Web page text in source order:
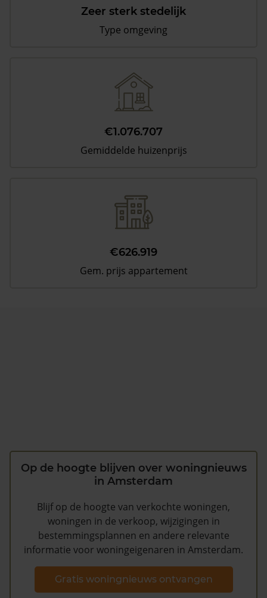
Zeer sterk stedelijk
Type omgeving
€1.076.707
Gemiddelde huizenprijs
€626.919
Gem. prijs appartement
Op de hoogte blijven over woningnieuws
in Amsterdam
Blijf op de hoogte van verkochte woningen,
woningen in de verkoop, wijzigingen in
bestemmingsplannen en andere relevante
informatie voor woningeigenaren in Amsterdam.
Gratis woningnieuws ontvangen